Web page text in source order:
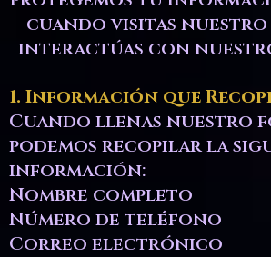
cuando visitas nuestro
interactúas con
1. Información que
Cuando llenas nuestro
podemos recopilar la
información:
Nombre completo
Número de teléfono
Correo electrónico